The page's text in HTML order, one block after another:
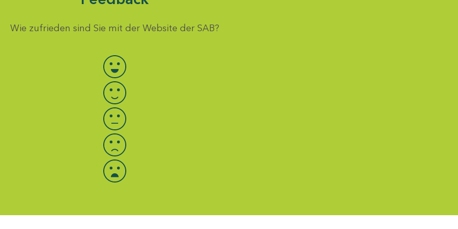
Wie zufrieden sind Sie mit der Website der SAB?
Bewertung auswählen